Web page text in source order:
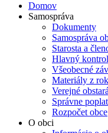
Domov
Samospráva
Dokumenty
Samospráva
Starosta a
Hlavný
Všeobecné
Materiály z
Verejné
Správne
Rozpočet obce
O obci